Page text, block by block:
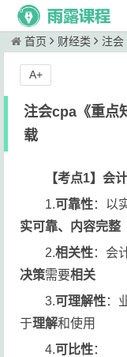
首页 财经类 注会
注会cpa《重点
载
【考点1】会
1.可靠性：以
实可靠、内容完整
2.相关性：会
决策需要相关
3.可理解性：
于理解和使用
4.可比性：
A+